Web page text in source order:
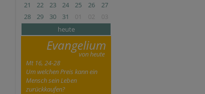
21
22 23 24 25 26
27
28
29 30 31 01 02
03
heute
Evangelium
von heute
Mt 16, 24-28
Um welchen Preis kann ein
Mensch sein Leben
zurückkaufen?